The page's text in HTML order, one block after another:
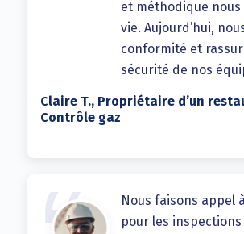
et méthodique nous
vie. Aujourd’hui,
conformité et
sécurité de nos
Claire T., Propriétaire d’un
Contrôle gaz
Nous faisons appel
pour les inspections